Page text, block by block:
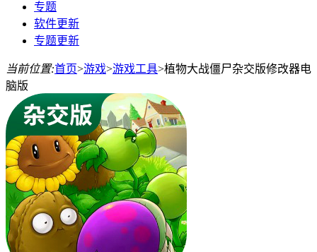
专题
软件更新
专题更新
当前位置:首页>游戏>游戏工具>植物大战僵尸杂交版修改器电
脑版